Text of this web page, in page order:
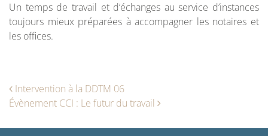
Un temps de travail et d’échanges au service d’instances
toujours mieux préparées à accompagner les notaires et
les offices.
Navigation des articles
Intervention à la DDTM 06
Évènement CCI : Le futur du travail